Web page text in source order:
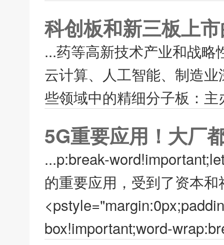
科创板和新三板上
...药等高新技术产业和战
云计算、人工智能、制造
些领域中的精细分子板：
5G重要应用！大厂
...p:break-
的重要应用，受到了资本
box!important;word-